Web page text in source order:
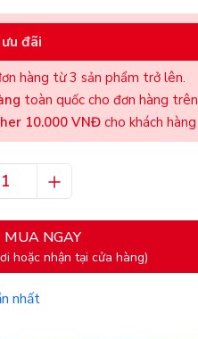
đãi
hàng từ 3 sản phẩm trở lên.
toàn quốc cho đơn hàng
10.000 VNĐcho khách
MUA NGAY
hoặc nhận tại cửa hàng)
nhất